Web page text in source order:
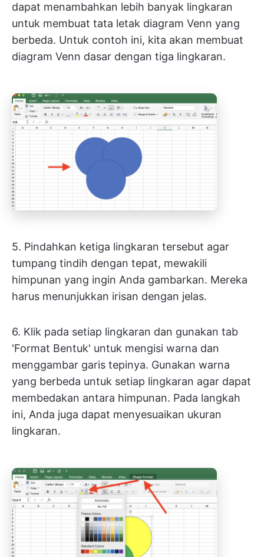
dapat menambahkan lebih banyak lingkaran
untuk membuat tata letak diagram Venn yang
berbeda. Untuk contoh ini, kita akan membuat
diagram Venn dasar dengan tiga lingkaran.
5. Pindahkan ketiga lingkaran tersebut agar
tumpang tindih dengan tepat, mewakili
himpunan yang ingin Anda gambarkan. Mereka
harus menunjukkan irisan dengan jelas.
6. Klik pada setiap lingkaran dan gunakan tab
'Format Bentuk' untuk mengisi warna dan
menggambar garis tepinya. Gunakan warna
yang berbeda untuk setiap lingkaran agar dapat
membedakan antara himpunan. Pada langkah
ini, Anda juga dapat menyesuaikan ukuran
lingkaran.